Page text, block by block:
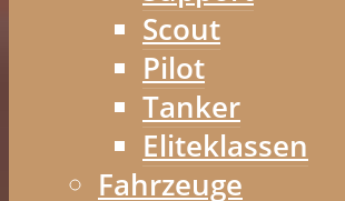
Scout
Pilot
Tanker
Eliteklassen
Fahrzeuge